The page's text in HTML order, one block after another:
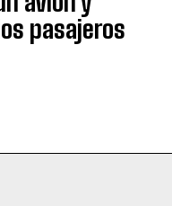
pasajeros